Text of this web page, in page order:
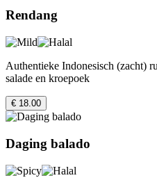
Rendang
Authentieke Indonesisch (zacht)
salade en kroepoek
€ 18.00
Daging balado